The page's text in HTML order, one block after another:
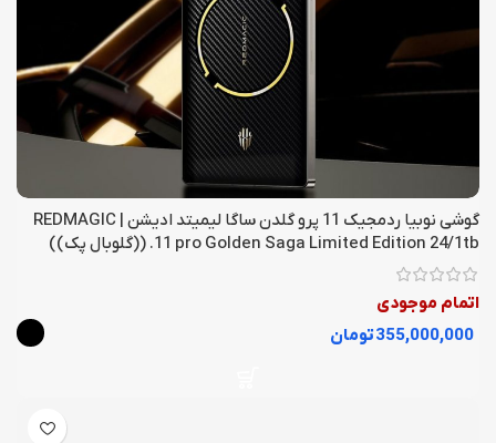
گوشی نوبیا ردمجیک 11 پرو گلدن ساگا لیمیتد ادیشن | REDMAGIC
11 pro Golden Saga Limited Edition 24/1tb. ((گلوبال پک))
اتمام موجودی
تومان